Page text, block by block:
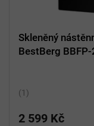
Skleněný
BestBerg
Průměrné
produktu
2 599 Kč